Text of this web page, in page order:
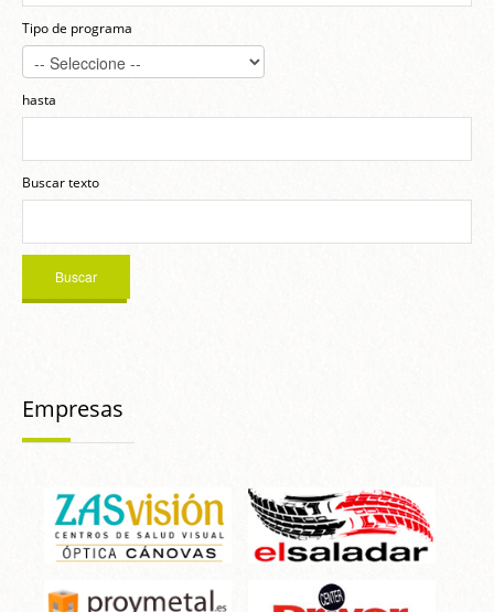
Tipo de programa
hasta
Buscar texto
Empresas